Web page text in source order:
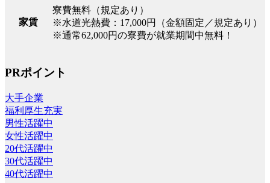
家賃
寮費無料（規定あり）
※水道光熱費：17,000円（金額固定／規定あり）
※通常62,000円の寮費が就業期間中無料！
PRポイント
大手企業
福利厚生充実
男性活躍中
女性活躍中
20代活躍中
30代活躍中
40代活躍中